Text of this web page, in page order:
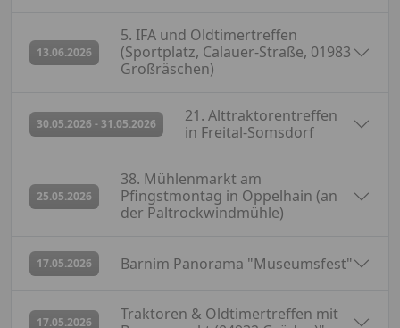
13.06.2026
abgesagt5. IFA und Oldtimertreffen
(Sportplatz, Calauer-Straße, 01983
Großräschen)
30.05.2026 - 31.05.2026
abgesagt21. Alttraktorentreffen
in Freital-Somsdorf
25.05.2026
abgesagt38. Mühlenmarkt am
Pfingstmontag in Oppelhain (an
der Paltrockwindmühle)
17.05.2026
abgesagtBarnim Panorama "Museumsfest"
17.05.2026
abgesagtTraktoren & Oldtimertreffen mit